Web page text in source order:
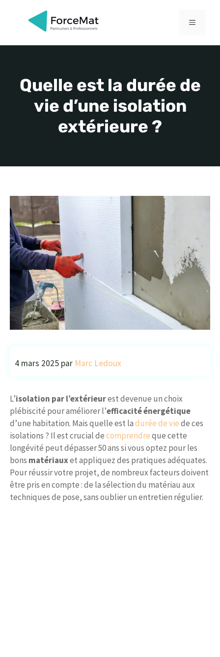
MENU
Quelle est la durée de
vie d’une isolation
extérieure ?
4 mars 2025 par Marc Ledoux
L’isolation par l’extérieurest devenue un choix
plébiscité pour améliorer l’efficacité énergétique
d’une habitation. Mais quelle est ladurée de viede ces
isolations ? Il est crucial decomprendreque cette
longévité peut dépasser 50 ans si vous optez pour les
bons matériauxet appliquez des pratiques adéquates.
Pour réussir votre projet, de nombreux facteurs doivent
être pris en compte : de la sélection du matériau aux
techniques de pose, sans oublier un entretien régulier.